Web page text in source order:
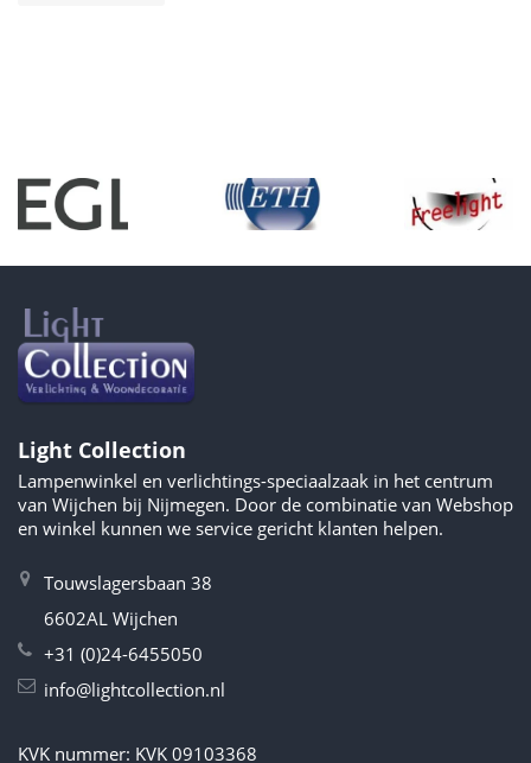
Light Collection
Lampenwinkel en verlichtings-speciaalzaak in het centrum
van Wijchen bij Nijmegen. Door de combinatie van Webshop
en winkel kunnen we service gericht klanten helpen.
Touwslagersbaan 38
6602AL Wijchen
+31 (0)24-6455050
info@lightcollection.nl
KVK nummer: KVK 09103368